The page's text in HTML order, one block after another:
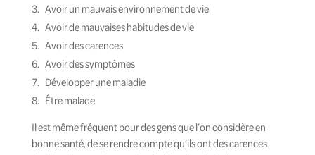
Avoir un mauvais environnement de vie
Avoir de mauvaises habitudes de vie
Avoir des carences
Avoir des symptômes
Développer une maladie
Être malade
Il est même fréquent pour des gens que l’on considère en
bonne santé, de se rendre compte qu’ils ont des carences